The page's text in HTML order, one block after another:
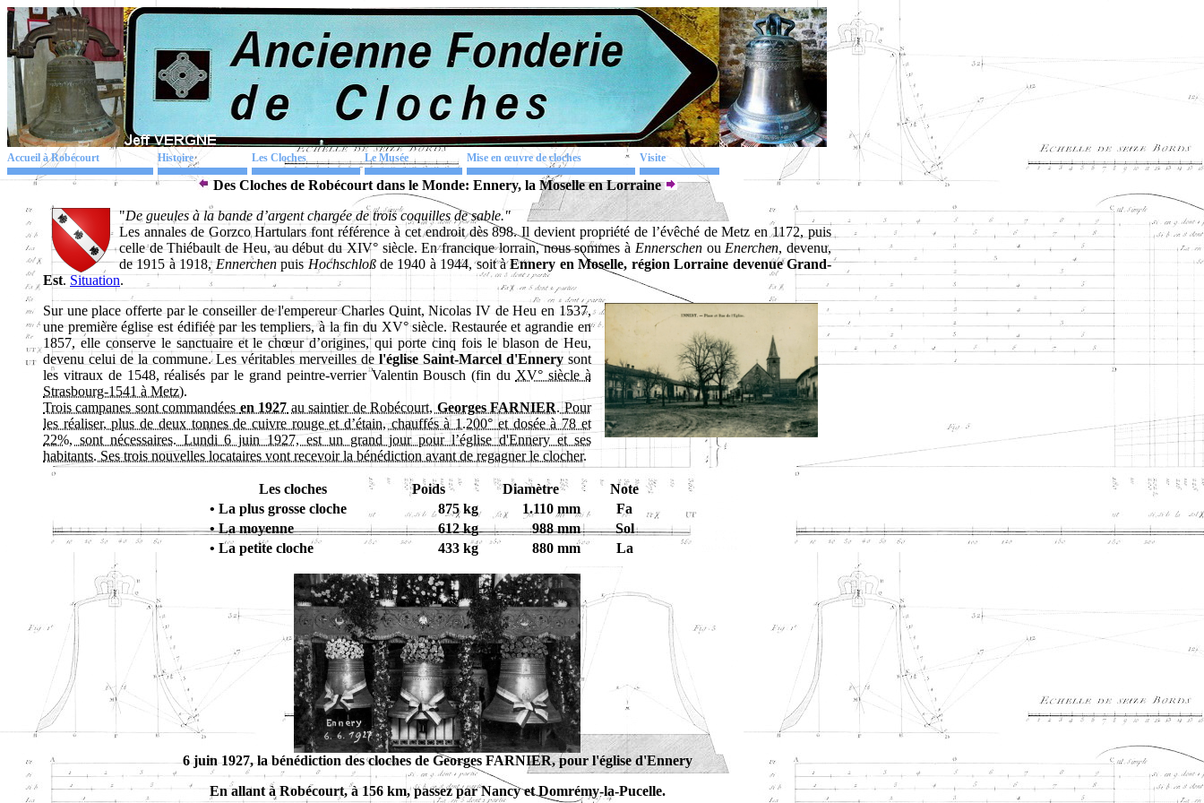
Accueil à Robécourt Histoire Les Cloches Le Musée Mise en œuvre de cloches Visite
Des Cloches de Robécourt dans le Monde: Ennery, la Moselle en Lorraine
"De gueules à la bande d’argent chargée de trois coquilles de sable."
Les annales de Gorzco Hartulars font référence à cet endroit dès 898. Il devient propriété de l’évêché de Metz en 1172, puis
celle de Thiébault de Heu, au début du XIV° siècle. En francique lorrain, nous sommes à Ennerschenou Enerchen, devenu,
de 1915 à 1918,EnnerchenpuisHochschloßde 1940 à 1944, soit àEnnery en Moselle, région Lorraine devenue Grand-
Est.Situation.
Sur une place offerte par le conseiller de l'empereur Charles Quint, Nicolas IV de Heu en 1537,
une première église est édifiée par les templiers, à la fin du XV° siècle. Restaurée et agrandie en
1857, elle conserve le sanctuaire et le chœur d’origines, qui porte cinq fois le blason de Heu,
devenu celui de la commune. Les véritables merveilles de l'église Saint-Marcel d'Ennerysont
les vitraux de 1548, réalisés par le grand peintre-verrier Valentin Bousch (fin du XV° siècle à
Strasbourg-1541 à Metz).
Trois campanes sont commandées en 1927 au saintier de Robécourt, Georges FARNIER. Pour
les réaliser, plus de deux tonnes de cuivre rouge et d’étain, chauffés à 1.200° et dosée à 78 et
22%, sont nécessaires. Lundi 6 juin 1927, est un grand jour pour l’église d'Ennery et ses
habitants. Ses trois nouvelles locataires vont recevoir la bénédiction avant de regagner le clocher.
Les cloches Poids Diamètre
Note
• La plus grosse cloche
875 kg 1.110 mm
Fa
• La moyenne
612 kg 988 mm
Sol
• La petite cloche
433 kg 880 mm La
6 juin 1927, la bénédiction des cloches de Georges FARNIER, pour l'église d'Ennery
En allant à Robécourt, à 156 km, passez par Nancy et Domrémy-la-Pucelle.